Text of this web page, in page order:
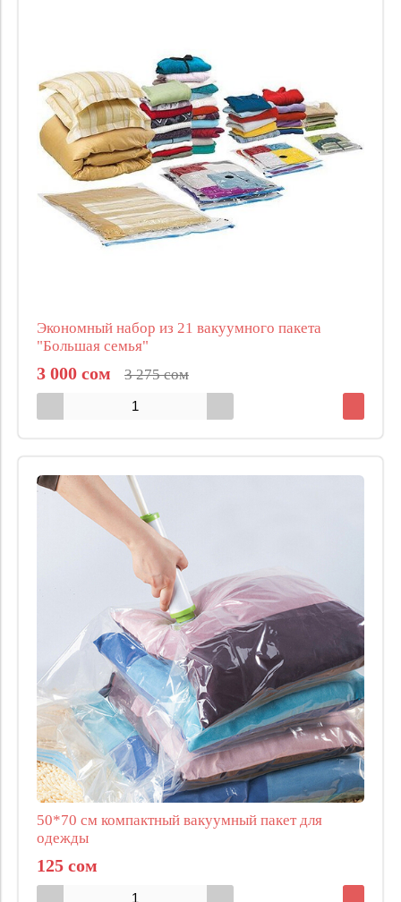
Экономный набор из 21 вакуумного пакета
"Большая семья"
3 000 сом 3 275 сом
50*70 см компактный вакуумный пакет для
одежды
125 сом